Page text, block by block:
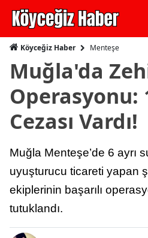
Köyceğiz Haber Menteşe
Muğla'da
Operasyonu:
Cezası Vardı!
Muğla Menteşe’de 6 ayrı
uyuşturucu ticareti yapan
ekiplerinin başarılı
tutuklandı.